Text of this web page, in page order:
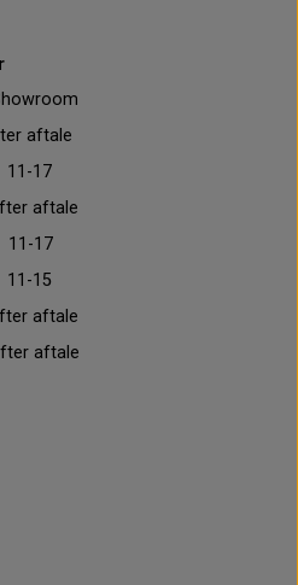
aftale
17
aftale
17
15
aftale
aftale